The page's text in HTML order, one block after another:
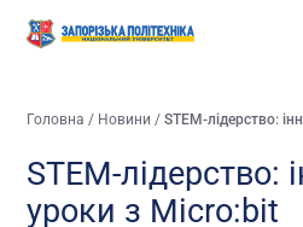
Головна / Новини /STEM-лідерство:
STEM-лідерство:
уроки з Micro:bit